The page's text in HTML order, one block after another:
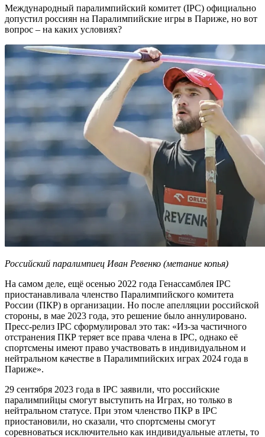
Международный паралимпийский комитет (IPC) официально
допустил россиян на Паралимпийские игры в Париже, но вот
вопрос – на каких условиях?
Российский паралимпиец Иван Ревенко (метание копья)
На самом деле, ещё осенью 2022 года Генассамблея IPC
приостанавливала членство Паралимпийского комитета
России (ПКР) в организации. Но после апелляции российской
стороны, в мае 2023 года, это решение было аннулировано.
Пресс-релиз IPC сформулировал это так: «Из-за частичного
отстранения ПКР теряет все права члена в IPC, однако её
спортсмены имеют право участвовать в индивидуальном и
нейтральном качестве в Паралимпийских играх 2024 года в
Париже».
29 сентября 2023 года в IPC заявили, что российские
паралимпийцы смогут выступить на Играх, но только в
нейтральном статусе. При этом членство ПКР в IPC
приостановили, но сказали, что спортсмены смогут
соревноваться исключительно как индивидуальные атлеты, то